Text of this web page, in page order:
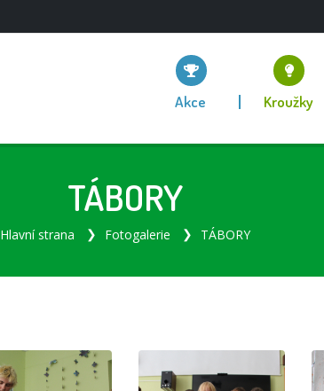
Akce Kroužky
TÁBORY
Hlavní strana Fotogalerie TÁBORY